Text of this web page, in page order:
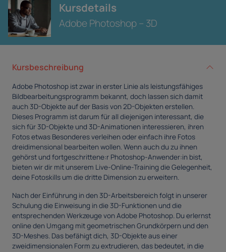
Kursdetails
Adobe Photoshop – 3D
Kursbeschreibung
Adobe Photoshop ist zwar in erster Linie als leistungsfähiges
Bildbearbeitungsprogramm bekannt, doch lassen sich damit
auch 3D-Objekte auf der Basis von 2D-Objekten erstellen.
Dieses Programm ist darum für all diejenigen interessant, die
sich für 3D-Objekte und 3D-Animationen interessieren, ihren
Fotos etwas Besonderes verleihen oder einfach ihre Fotos
dreidimensional bearbeiten wollen. Wenn auch du zu ihnen
gehörst und fortgeschrittene:r Photoshop-Anwender:in bist,
bieten wir dir mit unserem Live-Online-Training die Gelegenheit,
deine Fotoskills um die dritte Dimension zu erweitern.
Nach der Einführung in den 3D-Arbeitsbereich folgt in unserer
Schulung die Einweisung in die 3D-Funktionen und die
entsprechenden Werkzeuge von Adobe Photoshop. Du erlernst
online den Umgang mit geometrischen Grundkörpern und den
3D-Meshes. Das befähigt dich, 3D-Objekte aus einer
zweidimensionalen Form zu extrudieren, das bedeutet, in die